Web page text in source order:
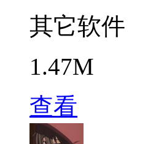
其它软件
1.47M
查看